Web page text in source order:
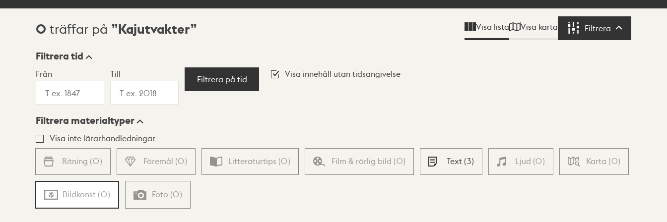
Sökresultat
0 träffar på Kajutvakter Visa lista Visa karta Filtrera Filtrera
Visningsläge
Lista Karta
Filtrera tid
Från Till
Filtrera på tid
Visa innehåll utan tidsangivelse
Filtrera materialtyper
Visa inte lärarhandledningar
Ritning (0) Föremål (0) Litteraturtips (0) Film & rörlig bild (0) Text (3) Ljud (0) Karta (0)
Bildkonst (0) Foto (0)